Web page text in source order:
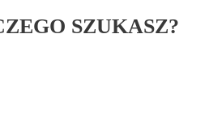
SZUKASZ?